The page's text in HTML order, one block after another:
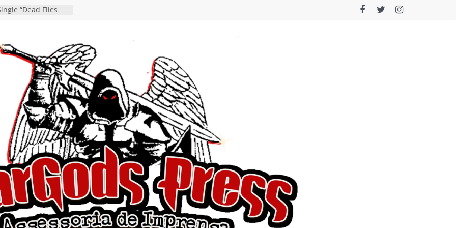
gaúcha de Heavy
A. Romero
detalha a
Rig” definitivo
Hell’s Heroes
de guitar & bass
“Eclipse”, segundo
“Dreaming”
a
e a artificialidade
e videoclipe de